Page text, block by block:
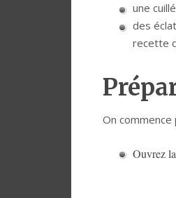
une
des
recette
On commence
Ouvrez